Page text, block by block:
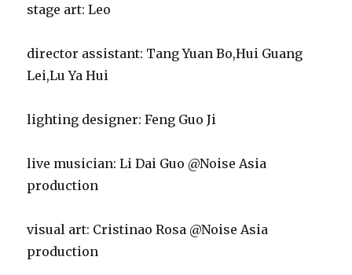
stage art: Leo
director assistant: Tang Yuan Bo,Hui Guang
Lei,Lu Ya Hui
lighting designer: Feng Guo Ji
live musician: Li Dai Guo @Noise Asia
production
visual art: Cristinao Rosa @Noise Asia
production